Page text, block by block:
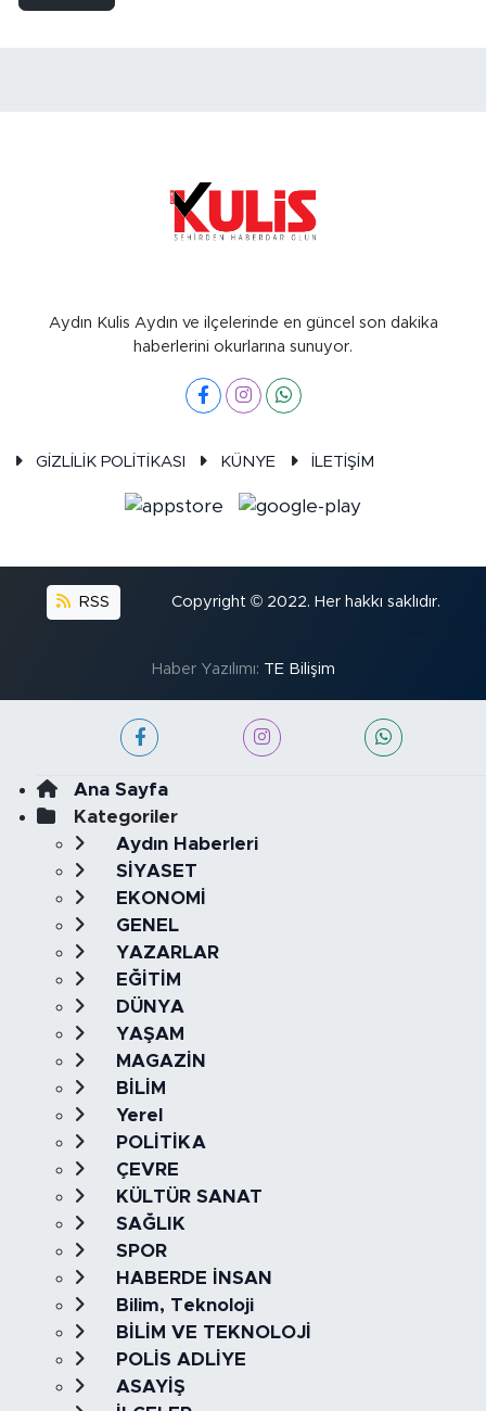
Aydın Kulis Aydın ve ilçelerinde en güncel son dakika
haberlerini okurlarına sunuyor.
GİZLİLİK POLİTİKASI KÜNYE İLETİŞİM
RSS Copyright © 2022. Her hakkı saklıdır.
Haber Yazılımı: TE Bilişim
Ana Sayfa
Kategoriler
Aydın Haberleri
SİYASET
EKONOMİ
GENEL
YAZARLAR
EĞİTİM
DÜNYA
YAŞAM
MAGAZİN
BİLİM
Yerel
POLİTİKA
ÇEVRE
KÜLTÜR SANAT
SAĞLIK
SPOR
HABERDE İNSAN
Bilim, Teknoloji
BİLİM VE TEKNOLOJİ
POLİS ADLİYE
ASAYİŞ